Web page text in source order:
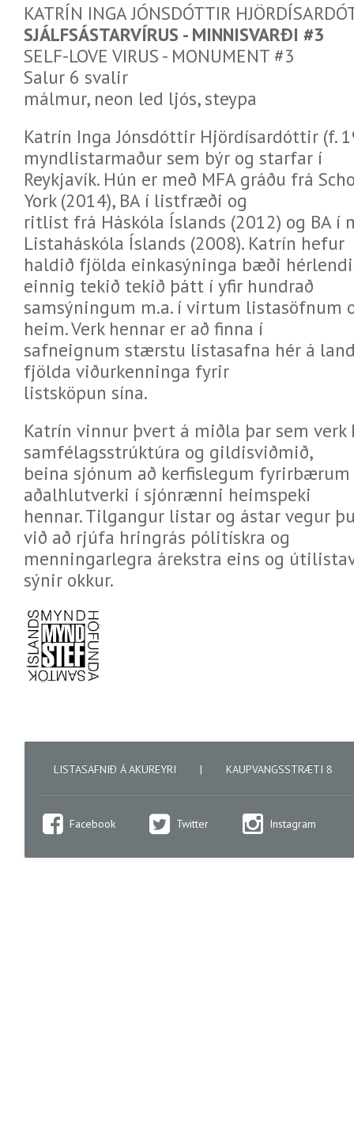
KATRÍN INGA JÓNSDÓTTIR
SJÁLFSÁSTARVÍRUS - MINNISVARÐI #3
SELF-LOVE VIRUS - MONUMENT #3
Salur 6 svalir
málmur, neon led ljós, steypa
Katrín Inga Jónsdóttir Hjördísardóttir (f.
myndlistarmaður sem býr og starfar í
Reykjavík. Hún er með MFA gráðu frá
York (2014), BA í listfræði og
ritlist frá Háskóla Íslands (2012) og BA í
Listaháskóla Íslands (2008). Katrín hefur
haldið fjölda einkasýninga bæði
einnig tekið tekið þátt í yfir hundrað
samsýningum m.a. í virtum listasöfnum
heim. Verk hennar er að finna í
safneignum stærstu listasafna hér á
fjölda viðurkenninga fyrir
listsköpun sína.
Katrín vinnur þvert á miðla þar sem verk
samfélagsstrúktúra og gildisviðmið,
beina sjónum að kerfislegum
aðalhlutverki í sjónrænni heimspeki
hennar. Tilgangur listar og ástar vegur
við að rjúfa hringrás pólitískra og
menningarlegra árekstra eins og
sýnir okkur.
LISTASAFNIÐ Á AKUREYRI | KAUPVANGSSTRÆTI 8
Facebook Twitter Instagram